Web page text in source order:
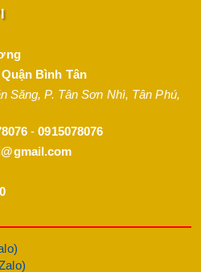
Bình Tân
Săng, P. Tân Sơn Nhì, Tân Phú,
-0915078076